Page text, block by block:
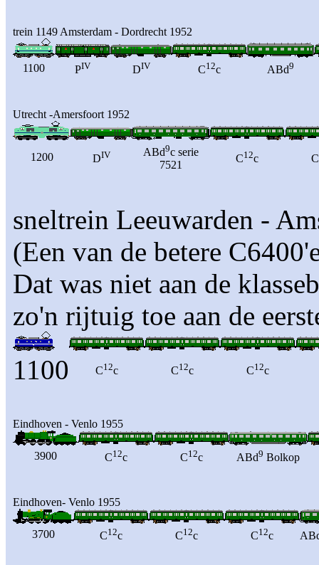
trein 1149 Amsterdam - Dordrecht 1952
1100 PIV DIV C12c ABd9
Utrecht -Amersfoort 1952
1200 DIV ABd9c serie
7521
C12c C
sneltrein Leeuwarden -
(Een van de betere
Dat was niet aan de
zo'n rijtuig toe aan de
1100
C12c C12c C12c
Eindhoven - Venlo 1955
3900 C12c C12c ABd9 Bolkop
Eindhoven- Venlo 1955
3700 C12c C12c C12c